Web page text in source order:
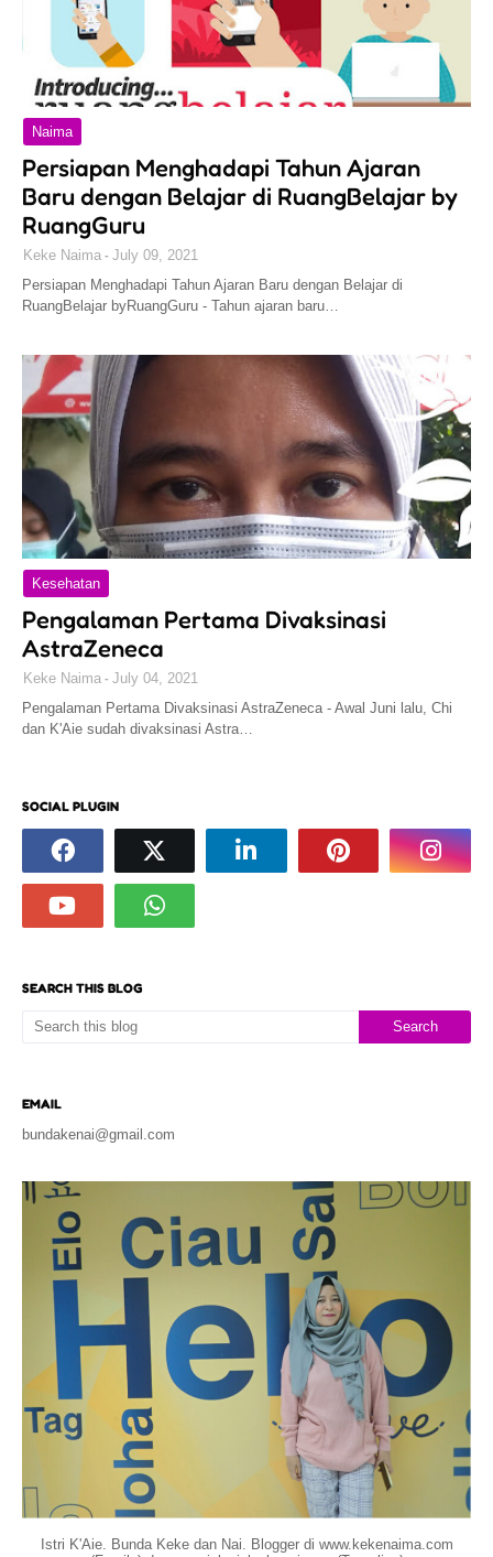
Naima
Persiapan Menghadapi Tahun Ajaran
Baru dengan Belajar di RuangBelajar by
RuangGuru
Keke Naima
July 09, 2021
Persiapan Menghadapi Tahun Ajaran Baru dengan Belajar di
RuangBelajar byRuangGuru - Tahun ajaran baru…
Kesehatan
Pengalaman Pertama Divaksinasi
AstraZeneca
Keke Naima
July 04, 2021
Pengalaman Pertama Divaksinasi AstraZeneca - Awal Juni lalu, Chi
dan K'Aie sudah divaksinasi Astra…
SOCIAL PLUGIN
SEARCH THIS BLOG
EMAIL
bundakenai@gmail.com
Istri K'Aie. Bunda Keke dan Nai. Blogger di www.kekenaima.com